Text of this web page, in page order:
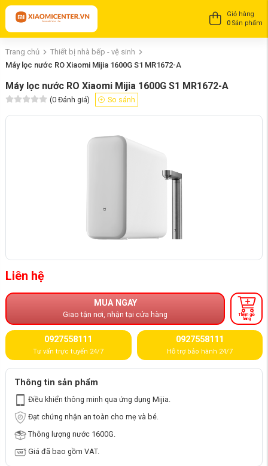
Giỏ hàng
0 Sản phẩm
Trang chủ
Thiết bị nhà bếp - vệ sinh
Máy lọc nước RO Xiaomi Mijia 1600G S1 MR1672-A
Máy lọc nước RO Xiaomi Mijia 1600G S1 MR1672-A
(0 Đánh giá) So sánh
Liên hệ
MUA NGAY
Giao tận nơi, nhận tại cửa hàng
Thêm giỏ
hàng
0927558111
Tư vấn trực tuyến 24/7
0927558111
Hỗ trợ bảo hành 24/7
Thông tin sản phẩm
Điều khiển thông minh qua ứng dụng Mijia.
Đạt chứng nhận an toàn cho mẹ và bé.
Thông lượng nước 1600G.
Giá đã bao gồm VAT.